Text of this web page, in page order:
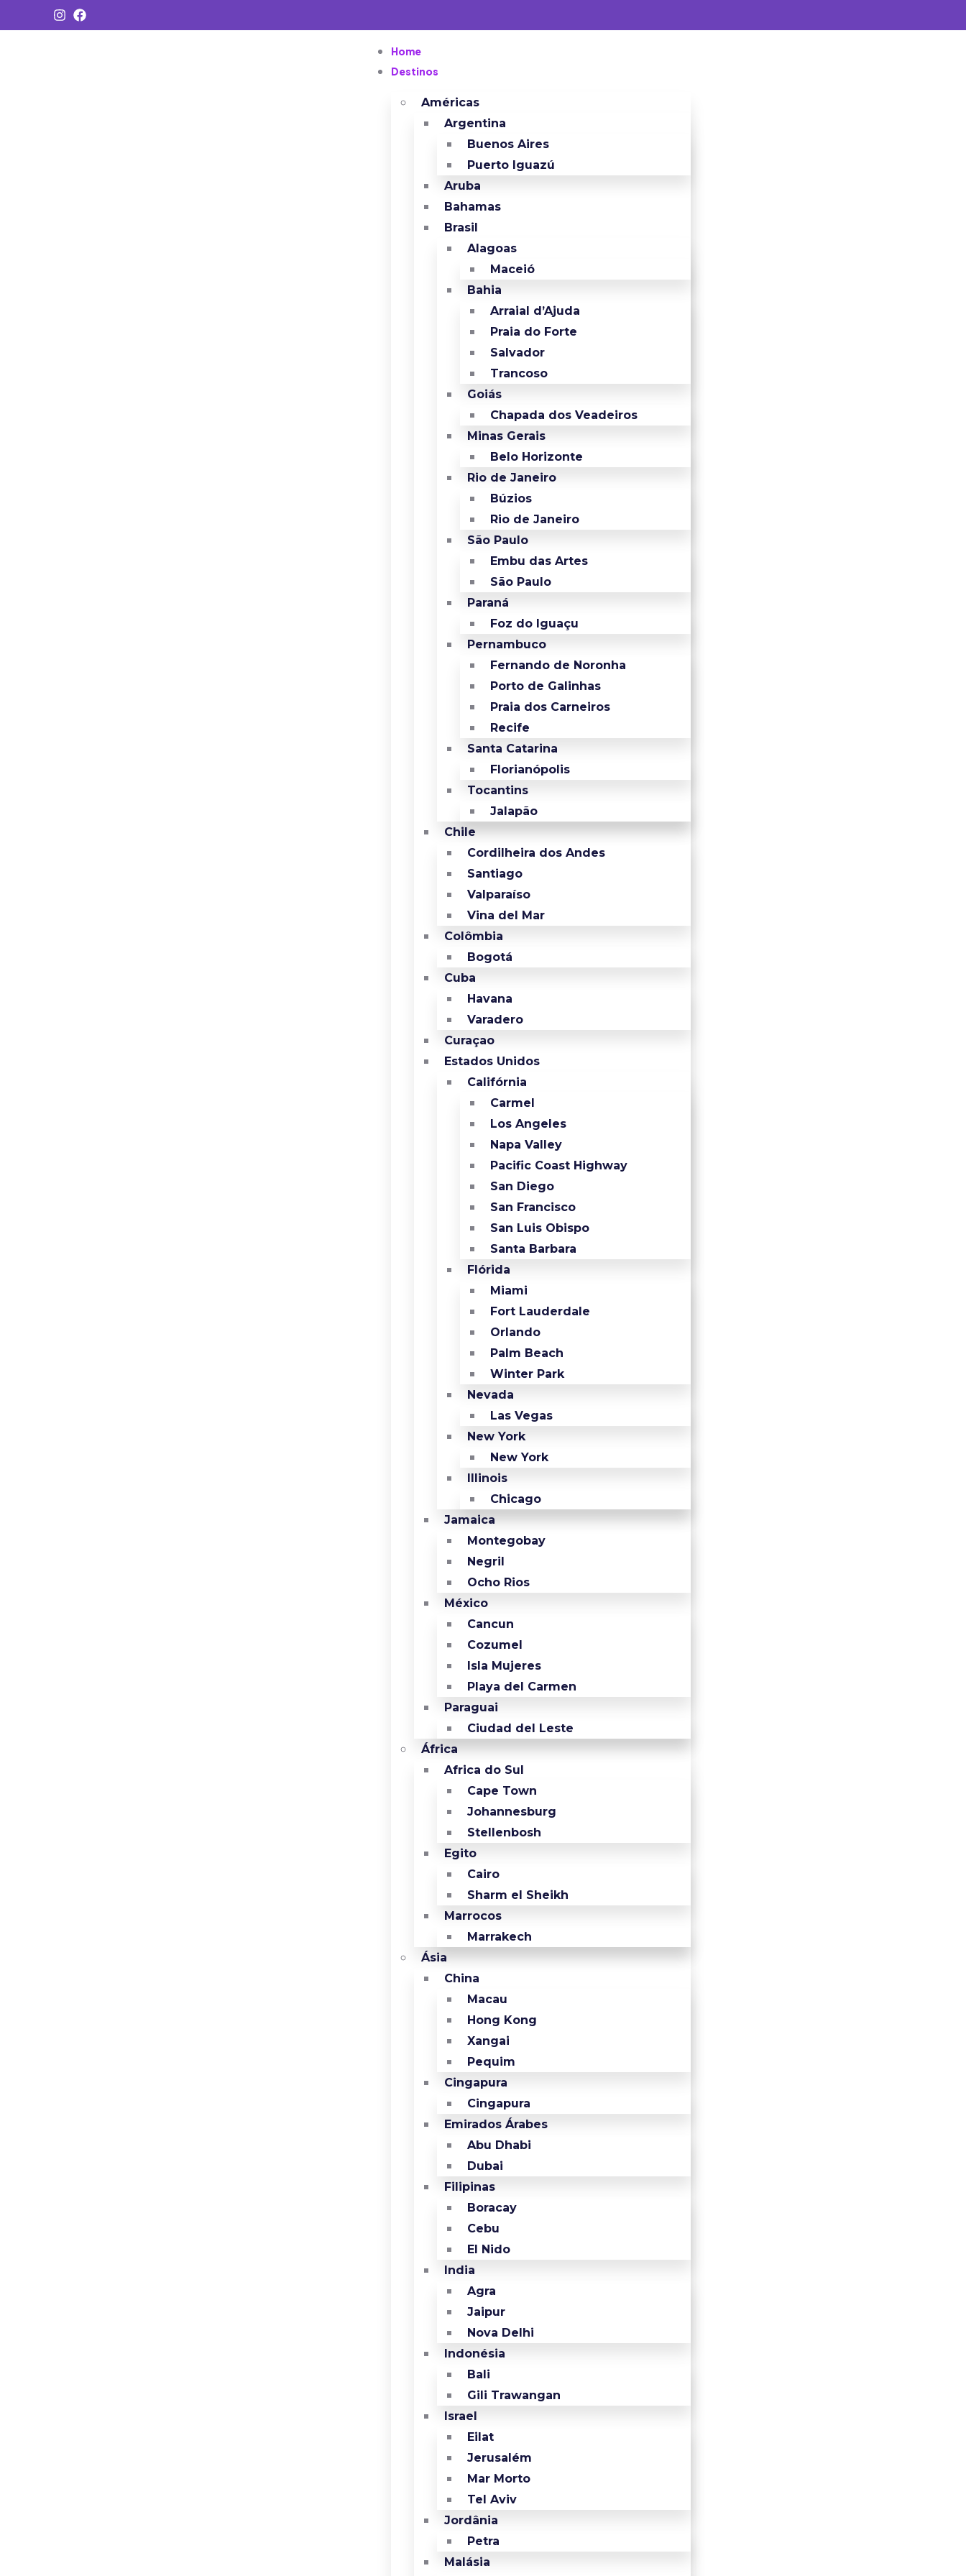
Home
Destinos
Américas
Argentina
Buenos Aires
Puerto Iguazú
Aruba
Bahamas
Brasil
Alagoas
Maceió
Bahia
Arraial d’Ajuda
Praia do Forte
Salvador
Trancoso
Goiás
Chapada dos Veadeiros
Minas Gerais
Belo Horizonte
Rio de Janeiro
Búzios
Rio de Janeiro
São Paulo
Embu das Artes
São Paulo
Paraná
Foz do Iguaçu
Pernambuco
Fernando de Noronha
Porto de Galinhas
Praia dos Carneiros
Recife
Santa Catarina
Florianópolis
Tocantins
Jalapão
Chile
Cordilheira dos Andes
Santiago
Valparaíso
Vina del Mar
Colômbia
Bogotá
Cuba
Havana
Varadero
Curaçao
Estados Unidos
Califórnia
Carmel
Los Angeles
Napa Valley
Pacific Coast Highway
San Diego
San Francisco
San Luis Obispo
Santa Barbara
Flórida
Miami
Fort Lauderdale
Orlando
Palm Beach
Winter Park
Nevada
Las Vegas
New York
New York
Illinois
Chicago
Jamaica
Montegobay
Negril
Ocho Rios
México
Cancun
Cozumel
Isla Mujeres
Playa del Carmen
Paraguai
Ciudad del Leste
África
Africa do Sul
Cape Town
Johannesburg
Stellenbosh
Egito
Cairo
Sharm el Sheikh
Marrocos
Marrakech
Ásia
China
Macau
Hong Kong
Xangai
Pequim
Cingapura
Cingapura
Emirados Árabes
Abu Dhabi
Dubai
Filipinas
Boracay
Cebu
El Nido
India
Agra
Jaipur
Nova Delhi
Indonésia
Bali
Gili Trawangan
Israel
Eilat
Jerusalém
Mar Morto
Tel Aviv
Jordânia
Petra
Malásia